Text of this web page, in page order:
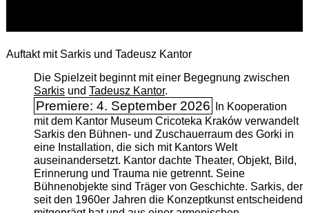
Auftakt mit Sarkis und Tadeusz Kantor
Die Spielzeit beginnt mit einer Begegnung zwischen
Sarkisund Tadeusz Kantor.
Premiere: 4. September 2026
In Kooperation
mit dem Kantor Museum Cricoteka Kraków verwandelt
Sarkis den Bühnen- und Zuschauerraum des Gorki in
eine Installation, die sich mit Kantors Welt
auseinandersetzt. Kantor dachte Theater, Objekt, Bild,
Erinnerung und Trauma nie getrennt. Seine
Bühnenobjekte sind Träger von Geschichte. Sarkis, der
seit den 1960er Jahren die Konzeptkunst entscheidend